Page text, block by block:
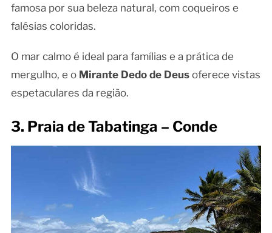
famosa por sua beleza natural, com coqueiros e
falésias coloridas.
O mar calmo é ideal para famílias e a prática de
mergulho, e o Mirante Dedo de Deusoferece vistas
espetaculares da região.
3. Praia de Tabatinga – Conde